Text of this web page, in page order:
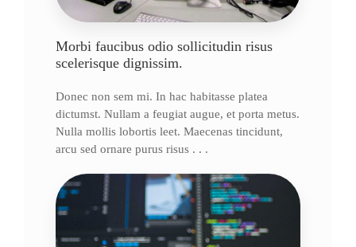
Morbi faucibus odio sollicitudin risus
scelerisque dignissim.
Donec non sem mi. In hac habitasse platea
dictumst. Nullam a feugiat augue, et porta metus.
Nulla mollis lobortis leet. Maecenas tincidunt,
arcu sed ornare purus risus . . .